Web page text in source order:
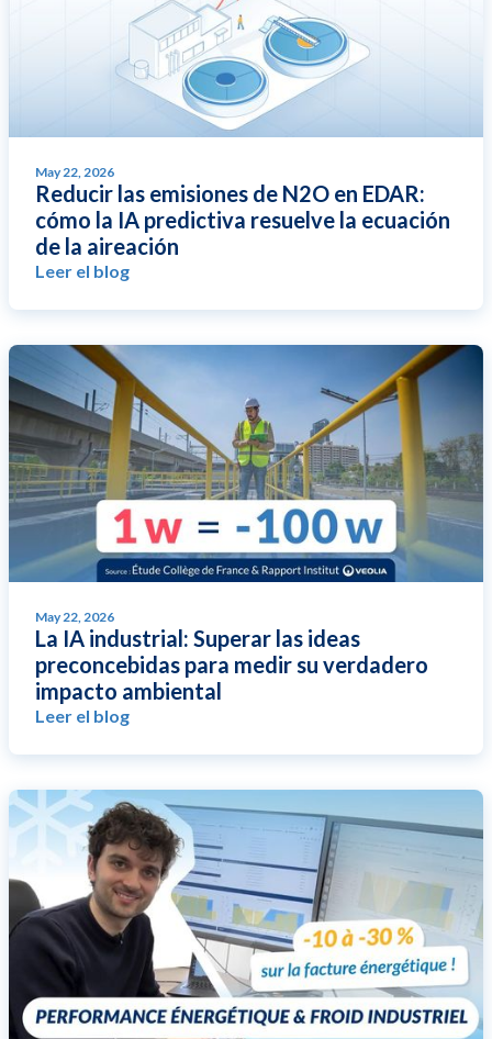
May 22, 2026
Reducir las emisiones de N2O en EDAR:
cómo la IA predictiva resuelve la ecuación
de la aireación
Leer el blog
May 22, 2026
La IA industrial: Superar las ideas
preconcebidas para medir su verdadero
impacto ambiental
Leer el blog